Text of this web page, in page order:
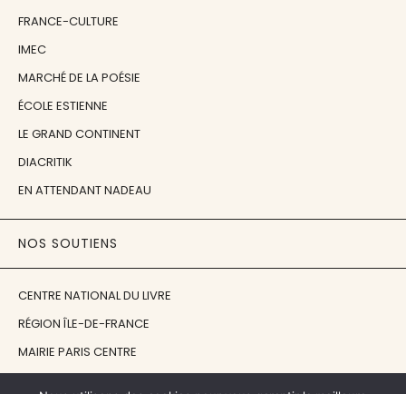
FRANCE-CULTURE
IMEC
MARCHÉ DE LA POÉSIE
ÉCOLE ESTIENNE
LE GRAND CONTINENT
DIACRITIK
EN ATTENDANT NADEAU
NOS SOUTIENS
CENTRE NATIONAL DU LIVRE
RÉGION ÎLE-DE-FRANCE
MAIRIE PARIS CENTRE